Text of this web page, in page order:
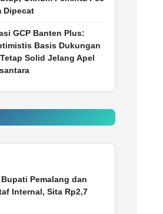
Dipecat
GCP Banten Plus:
Basis Dukungan
Solid Jelang Apel
Bupati Pemalang dan
Internal, Sita Rp2,7